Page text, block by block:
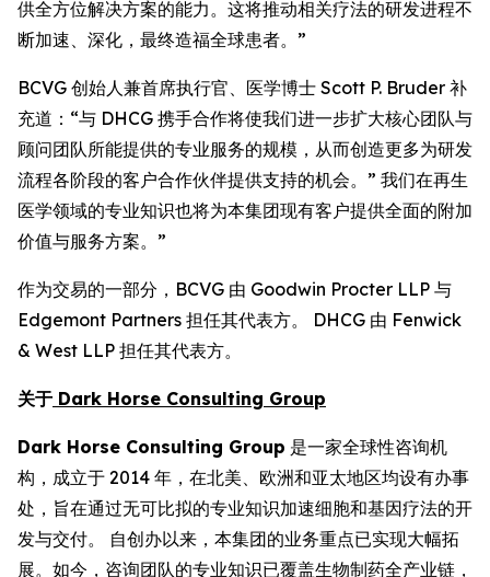
供全方位解决方案的能力。这将推动相关疗法的研发进程不
断加速、深化，最终造福全球患者。”
BCVG 创始人兼首席执行官、医学博士 Scott P. Bruder 补
充道：“与 DHCG 携手合作将使我们进一步扩大核心团队与
顾问团队所能提供的专业服务的规模，从而创造更多为研发
流程各阶段的客户合作伙伴提供支持的机会。” 我们在再生
医学领域的专业知识也将为本集团现有客户提供全面的附加
价值与服务方案。”
作为交易的一部分，BCVG 由 Goodwin Procter LLP 与
Edgemont Partners 担任其代表方。 DHCG 由 Fenwick
& West LLP 担任其代表方。
关于 Dark Horse Consulting Group
Dark Horse Consulting Group 是一家全球性咨询机
构，成立于 2014 年，在北美、欧洲和亚太地区均设有办事
处，旨在通过无可比拟的专业知识加速细胞和基因疗法的开
发与交付。 自创办以来，本集团的业务重点已实现大幅拓
展。如今，咨询团队的专业知识已覆盖生物制药全产业链，